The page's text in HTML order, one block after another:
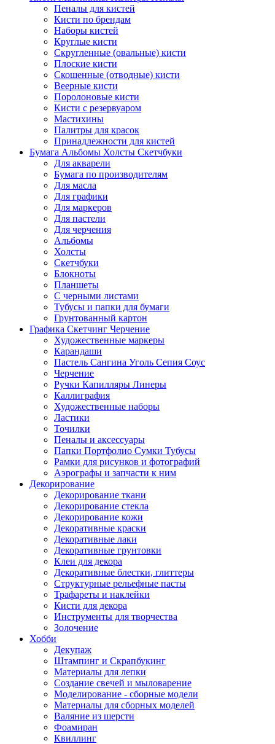
Пеналы для кистей
Кисти по брендам
Наборы кистей
Круглые кисти
Скругленные (овальные) кисти
Плоские кисти
Скошенные (отводные) кисти
Веерные кисти
Поролоновые кисти
Кисти с резервуаром
Мастихины
Палитры для красок
Принадлежности для кистей
Бумага Альбомы Холсты Скетчбуки
Для акварели
Бумага по производителям
Для масла
Для графики
Для маркеров
Для пастели
Для черчения
Альбомы
Холсты
Скетчбуки
Блокноты
Планшеты
С черными листами
Тубусы и папки для бумаги
Грунтованный картон
Графика Скетчинг Черчение
Художественные маркеры
Карандаши
Пастель Сангина Уголь Сепия Соус
Черчение
Ручки Капилляры Линеры
Каллиграфия
Художественные наборы
Ластики
Точилки
Пеналы и аксессуары
Папки Портфолио Сумки Тубусы
Рамки для рисунков и фотографий
Аэрографы и запчасти к ним
Декорирование
Декорирование ткани
Декорирование стекла
Декорирование кожи
Декоративные краски
Декоративные лаки
Декоративные грунтовки
Клеи для декора
Декоративные блестки, глиттеры
Структурные рельефные пасты
Трафареты и наклейки
Кисти для декора
Инструменты для творчества
Золочение
Хобби
Декупаж
Штампинг и Скрапбукинг
Материалы для лепки
Создание свечей и мыловарение
Моделирование - сборные модели
Материалы для сборных моделей
Валяние из шерсти
Фоамиран
Квиллинг